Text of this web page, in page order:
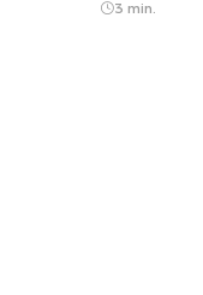
3 min.